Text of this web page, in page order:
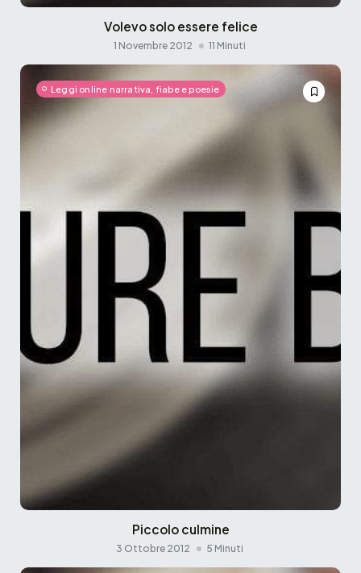
Volevo solo essere felice
1 Novembre 2012 11 Minuti
Leggi online narrativa, fiabe e poesie
Piccolo culmine
3 Ottobre 2012 5 Minuti